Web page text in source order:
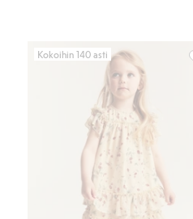
Kokoihin 140 asti